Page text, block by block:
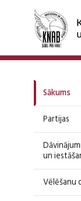
Sākums
Partijas
un
Vēlēšanu